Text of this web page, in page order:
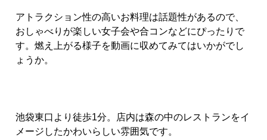
アトラクション性の高いお料理は話題性があるので、
おしゃべりが楽しい女子会や合コンなどにぴったりで
す。燃え上がる様子を動画に収めてみてはいかがでし
ょうか。
池袋東口より徒歩1分。店内は森の中のレストランをイ
メージしたかわいらしい雰囲気です。